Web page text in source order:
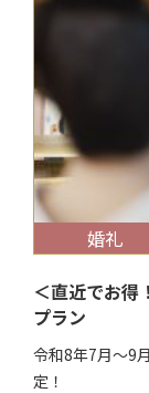
$target_date
婚礼
＜直近でお
プラン
令和8年7月～9
定！